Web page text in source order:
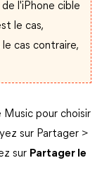
l'iPhone cible
le cas,
le cas contraire,
Music pour choisir
sur Partager >
sur Partager le